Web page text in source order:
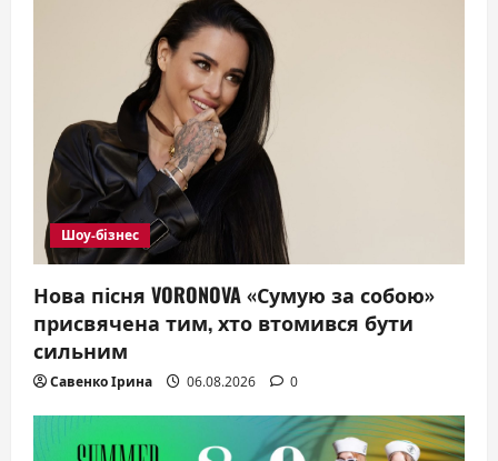
Шоу-бізнес
Нова пісня VORONOVA «Сумую за собою»
присвячена тим, хто втомився бути
сильним
Савенко Ірина 06.08.2026 0